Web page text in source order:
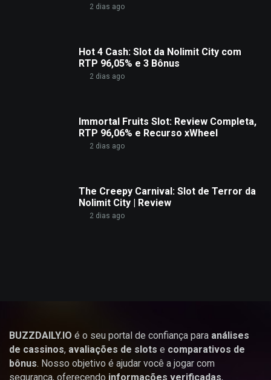
2 dias ago
Hot 4 Cash: Slot da Nolimit City com
RTP 96,05% e 3 Bônus
2 dias ago
Immortal Fruits Slot: Review Completa,
RTP 96,06% e Recurso xWheel
2 dias ago
The Creepy Carnival: Slot de Terror da
Nolimit City | Review
2 dias ago
BUZZDAILY.IO é o seu portal de confiança para análises
de cassinos, avaliações de slots e comparativos de
bônus. Nosso objetivo é ajudar você a jogar com
segurança, oferecendo informações verificadas,